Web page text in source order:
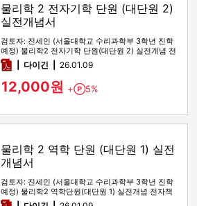
물리학 2 전자기학 단원 (대단원 2)
실전개념서
검토자: 진세인 (서울대학교 수리과학부 3학년 진학
예정) 물리학2 전자기학 단원(대단원 2) 실전개념 전
자책입니다. 0. …
pdf다이긴 26.01.09
12,000원 + Point
5%
물리학 2 역학 단원 (대단원 1) 실전
개념서
검토자: 진세인 (서울대학교 수리과학부 3학년 진학
예정) 물리학2 역학단원(대단원 1) 실전개념 전자책
입니다. 0. 언제 …